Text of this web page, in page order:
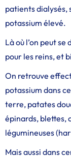
patients dialysés,
potassium élevé.
Là où l’on peut
pour les reins, et
On retrouve
potassium dans
terre, patates
épinards, blettes,
légumineuses
Mais aussi dans